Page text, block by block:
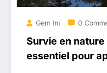
Gem Ini 0
Survie en
essentiel pour